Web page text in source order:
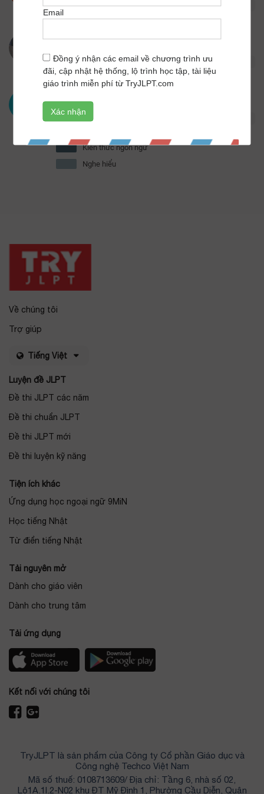
Email
Đồng ý nhận các email về chương trình ưu
đãi, cập nhật hệ thống, lộ trình học tập, tài liệu
giáo trình miễn phí từ TryJLPT.com
116 54
120
Tổng số:165.5
Kiến thức ngôn ngữ
Nghe hiểu
Về chúng tôi
Trợ giúp
Tiếng Việt
Luyện đề JLPT
Đề thi JLPT các năm
Đề thi chuẩn JLPT
Đề thi JLPT mới
Đề thi luyện kỹ năng
Tiện ích khác
Ứng dụng học ngoại ngữ 9MiN
Học tiếng Nhật
Từ điển tiếng Nhật
Tải nguyên mở
Dành cho giáo viên
Dành cho trung tâm
Tải ứng dụng
Kết nối với chúng tôi
TryJLPT là sản phẩm của Công ty Cổ phần Giáo dục và
Công nghệ Techco Việt Nam
Mã số thuế: 0108713609/ Địa chỉ: Tầng 6, nhà số 02,
Lô1A.1I.2-N02 khu ĐT Mỹ Đình 1, Phường Cầu Diễn, Quận